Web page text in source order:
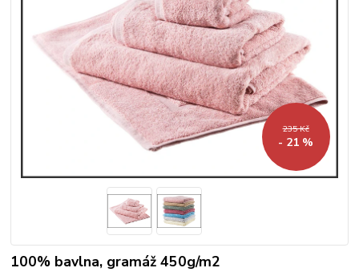
235 Kč
- 21 %
100% bavlna, gramáž 450g/m2